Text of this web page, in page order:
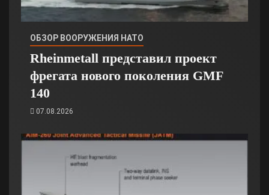
ОБЗОР ВООРУЖЕНИЯ НАТО
Rheinmetall представил проект
фрегата нового поколения GMF
140
07.08.2026